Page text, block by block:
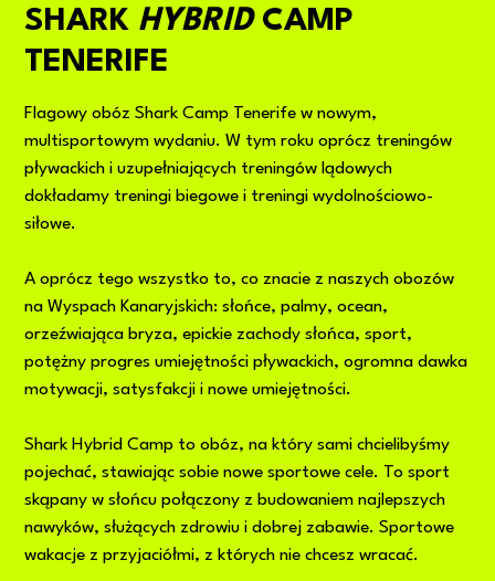
SHARK HYBRIDCAMP
TENERIFE
Flagowy obóz Shark Camp Tenerife w nowym,
multisportowym wydaniu. W tym roku oprócz treningów
pływackich i uzupełniających treningów lądowych
dokładamy treningi biegowe i treningi wydolnościowo-
siłowe.
A oprócz tego wszystko to, co znacie z naszych obozów
na Wyspach Kanaryjskich: słońce, palmy, ocean,
orzeźwiająca bryza, epickie zachody słońca, sport,
potężny progres umiejętności pływackich, ogromna dawka
motywacji, satysfakcji i nowe umiejętności.
Shark Hybrid Camp to obóz, na który sami chcielibyśmy
pojechać, stawiając sobie nowe sportowe cele. To sport
skąpany w słońcu połączony z budowaniem najlepszych
nawyków, służących zdrowiu i dobrej zabawie. Sportowe
wakacje z przyjaciółmi, z których nie chcesz wracać.